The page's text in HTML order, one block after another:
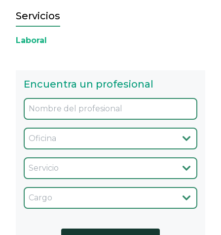
Servicios
Laboral
Encuentra un profesional
Oficina
Servicio
Cargo